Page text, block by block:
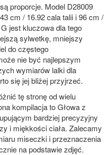
proporcje. Model D28009
cm / 16.92 cala talii i 96 cm /
jest kluczowa dla tego
sylwetkę, mniejszy
do częstego
nie być najlepszym
wymiarów lalki dla
się jej bliżej przyjrzeć.
tę stronę od wielu
kompilacja toGłowa z
bardziej precyzyjny
i miękkości ciała. Zalecamy
miseczki i przeznaczenia
na podstawie zdjęć.